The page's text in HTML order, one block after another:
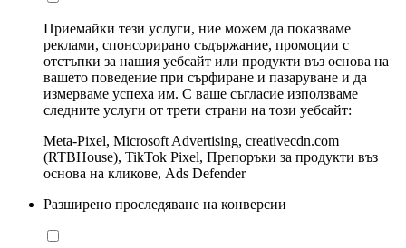
Приемайки тези услуги, ние можем да показваме
реклами, спонсорирано съдържание, промоции с
отстъпки за нашия уебсайт или продукти въз основа на
вашето поведение при сърфиране и пазаруване и да
измерваме успеха им. С ваше съгласие използваме
следните услуги от трети страни на този уебсайт:
Meta-Pixel, Microsoft Advertising, creativecdn.com
(RTBHouse), TikTok Pixel, Препоръки за продукти въз
основа на кликове, Ads Defender
Разширено проследяване на конверсии